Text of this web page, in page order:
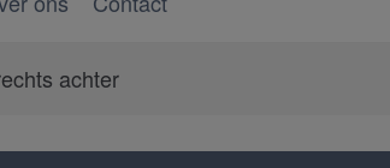
achter